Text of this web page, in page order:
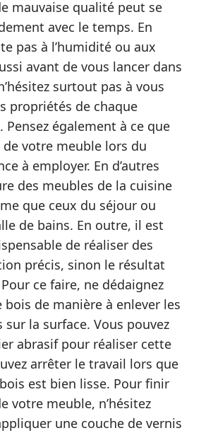
mauvaise qualité peut se
avec le temps. En
pas à l’humidité ou aux
avant de vous lancer dans
surtout pas à vous
propriétés de chaque
Pensez également à ce que
votre meuble lors du
à employer. En d’autres
des meubles de la cuisine
que ceux du séjour ou
de bains. En outre, il est
de réaliser des
précis, sinon le résultat
ce faire, ne dédaignez
bois de manière à enlever les
sur la surface. Vous pouvez
abrasif pour réaliser cette
arrêter le travail lors que
est bien lisse. Pour finir
votre meuble, n’hésitez
une couche de vernis